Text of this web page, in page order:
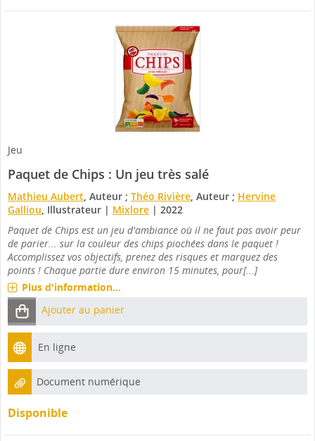
Jeu
Paquet de Chips : Un jeu très salé
Mathieu Aubert, Auteur ; Théo Rivière, Auteur ; Hervine
Galliou, Illustrateur | Mixlore | 2022
Paquet de Chips est un jeu d'ambiance où il ne faut pas avoir peur
de parier... sur la couleur des chips piochées dans le paquet !
Accomplissez vos objectifs, prenez des risques et marquez des
points ! Chaque partie dure environ 15 minutes, pour[...]
Plus d'information...
Ajouter au panier
En ligne
Document numérique
Disponible